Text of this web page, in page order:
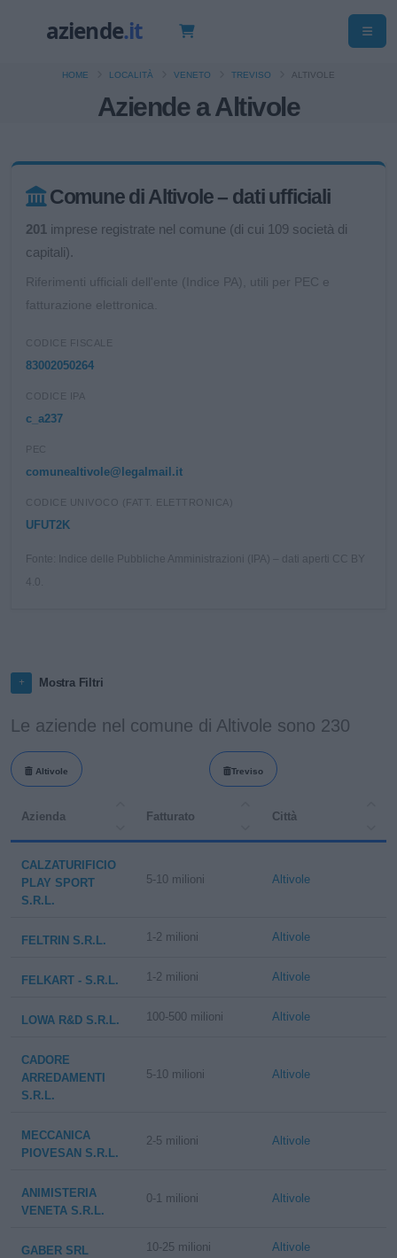
Aziende a Altivole
HOME LOCALITÀ VENETO TREVISO ALTIVOLE
Comune di Altivole – dati ufficiali
201 imprese registrate nel comune (di cui 109 società di
capitali).
Riferimenti ufficiali dell'ente (Indice PA), utili per PEC e
fatturazione elettronica.
CODICE FISCALE
83002050264
CODICE IPA
c_a237
PEC
comunealtivole@legalmail.it
CODICE UNIVOCO (FATT. ELETTRONICA)
UFUT2K
Fonte: Indice delle Pubbliche Amministrazioni (IPA) – dati aperti CC BY
Mostra Filtri
Le aziende nel comune di Altivole sono 230
Altivole Treviso
Azienda Fatturato Città
CALZATURIFICIO
PLAY SPORT
S.R.L.
5-10 milioni Altivole
FELTRIN S.R.L. 1-2 milioni Altivole
FELKART - S.R.L. 1-2 milioni Altivole
LOWA R&D S.R.L. 100-500 milioni Altivole
CADORE
ARREDAMENTI
S.R.L.
5-10 milioni Altivole
MECCANICA
PIOVESAN S.R.L.
2-5 milioni Altivole
ANIMISTERIA
VENETA S.R.L.
0-1 milioni Altivole
GABER SRL 10-25 milioni Altivole